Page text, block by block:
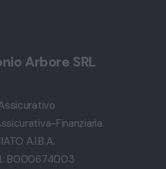
Arbore SRL
Finanziaria.
A.I.B.A.
B000674003